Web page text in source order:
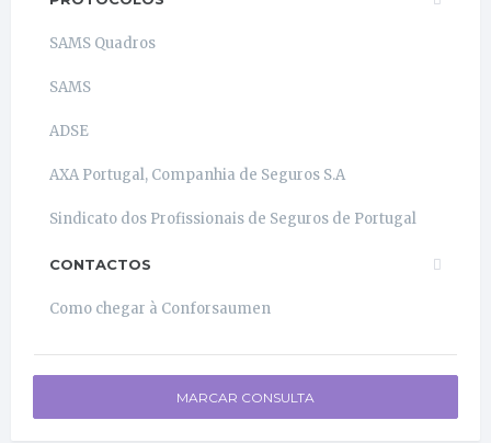
SAMS Quadros
SAMS
ADSE
AXA Portugal, Companhia de Seguros S.A
Sindicato dos Profissionais de Seguros de Portugal
CONTACTOS
Como chegar à Conforsaumen
MARCAR CONSULTA